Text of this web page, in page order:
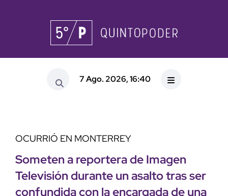
7 Ago. 2026, 16:40
OCURRIÓ EN MONTERREY
Someten a reportera de Imagen
Televisión durante un asalto tras ser
confundida con la encargada de una